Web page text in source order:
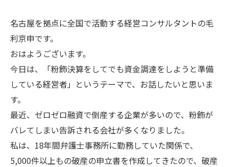
名古屋を拠点に全国で活動する経営コンサルタントの毛
利京申です。
おはようございます。
今日は、「粉飾決算をしてでも資金調達をしようと準備
している経営者」というテーマで、お話したいと思いま
す。
最近、ゼロゼロ融資で倒産する企業が多いので、粉飾が
バレてしまい告訴される会社が多くなりました。
私は、18年間弁護士事務所に勤務していた関係で、
5,000件以上もの破産の申立書を作成してきたので、破産